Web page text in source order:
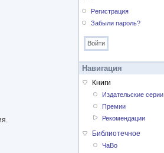
Регистрация
Забыли пароль?
Навигация
Книги
Издательские серии
Премии
Рекомендации
Библиотечное
ЧаВо